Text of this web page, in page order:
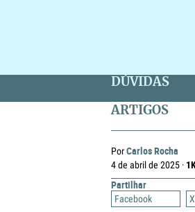
DÚVIDAS
ARTIGOS
PorCarlos Rocha
4 de abril de 2025 ·
Partilhar
Facebook